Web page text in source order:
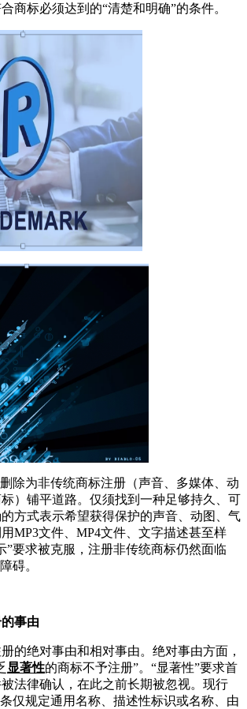
商标必须达到的“清楚和明确”的条件。
除为非传统商标注册（声音、多媒体、动
）铺平道路。仅须找到一种足够持久、可
方式表示希望获得保护的声音、动图、气
MP3文件、 MP4文件、文字描述甚至样
”要求被克服，注册非传统商标仍然面临
碍。
事由
的绝对事由和相对事由。绝对事由方面，
显著性的商标不予注册”。 “显著性”要求首
法律确认，在此之前长期被忽视。现行
条仅规定通用名称、描述性标识或名称、由